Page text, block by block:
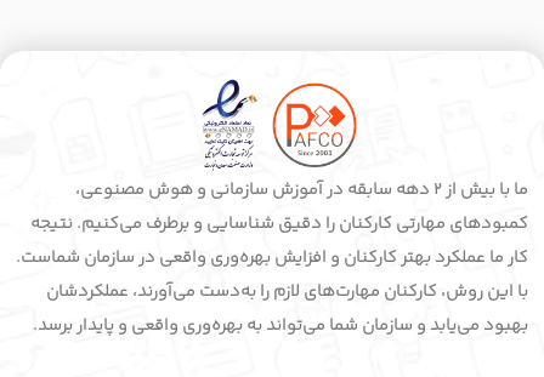
ما با بیش از 2 دهه سابقه در آموزش سازمانی و هوش مصنوعی،
کمبودهای مهارتی کارکنان را دقیق شناسایی و برطرف می‌کنیم. نتیجه
کار ما عملکرد بهتر کارکنان و افزایش بهره‌وری واقعی در سازمان شماست.
با این روش، کارکنان مهارت‌های لازم را به‌دست می‌آورند، عملکردشان
بهبود می‌یابد و سازمان شما می‌تواند به بهره‌وری واقعی و پایدار برسد.